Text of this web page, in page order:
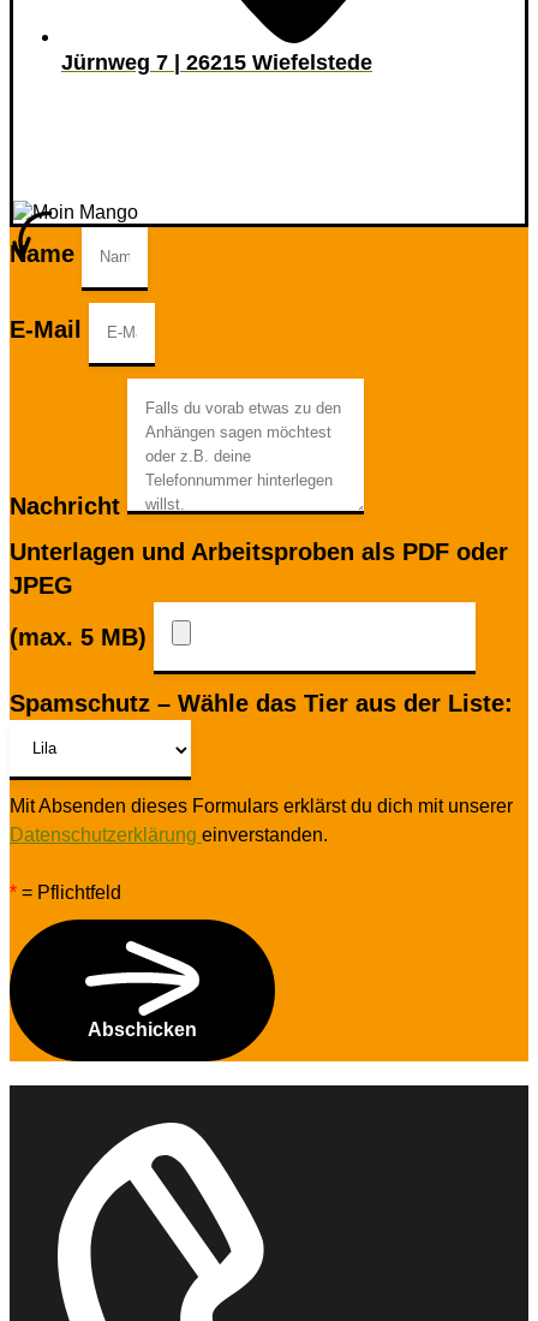
Jürnweg 7 | 26215 Wiefelstede
Name
E-Mail
Nachricht
Unterlagen und Arbeitsproben als PDF oder
JPEG
(max. 5 MB)
Spamschutz – Wähle das Tier aus der Liste:
Mit Absenden dieses Formulars erklärst du dich mit unserer
Datenschutzerklärung einverstanden.
* = Pflichtfeld
Abschicken